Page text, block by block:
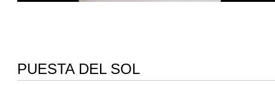
PUESTA DEL SOL